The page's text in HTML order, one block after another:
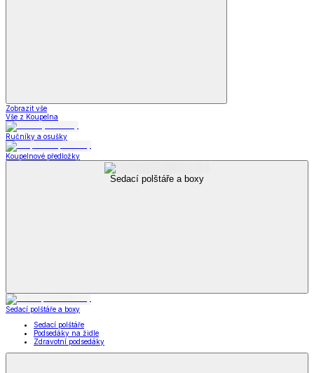
Zobrazit vše
Vše z Koupelna
Ručníky a osušky
Koupelnové předložky
Sedací polštáře a boxy
Sedací polštáře a boxy
Sedací polštáře
Podsedáky na židle
Zdravotní podsedáky